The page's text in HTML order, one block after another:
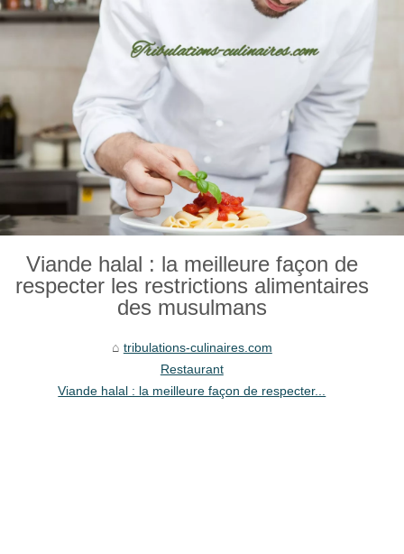
Viande halal : la meilleure façon de
respecter les restrictions alimentaires
des musulmans
tribulations-culinaires.com
Restaurant
Viande halal : la meilleure façon de respecter...